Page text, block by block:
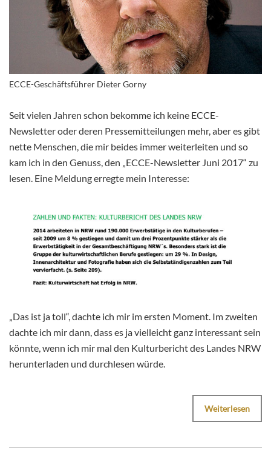
ECCE-Geschäftsführer Dieter Gorny
Seit vielen Jahren schon bekomme ich keine ECCE-
Newsletter oder deren Pressemitteilungen mehr, aber es gibt
nette Menschen, die mir beides immer weiterleiten und so
kam ich in den Genuss, den „ECCE-Newsletter Juni 2017“ zu
lesen. Eine Meldung erregte mein Interesse:
„Das ist ja toll“, dachte ich mir im ersten Moment. Im zweiten
dachte ich mir dann, dass es ja vielleicht ganz interessant sein
könnte, wenn ich mir mal den Kulturbericht des Landes NRW
herunterladen und durchlesen würde.
Weiterlesen